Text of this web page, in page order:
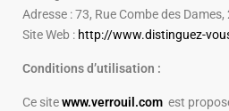
Adresse : 73, Rue Combe des Dames,
Site Web : http://www.distinguez-
Conditions d’utilisation :
Ce sitewww.verrouil.com est